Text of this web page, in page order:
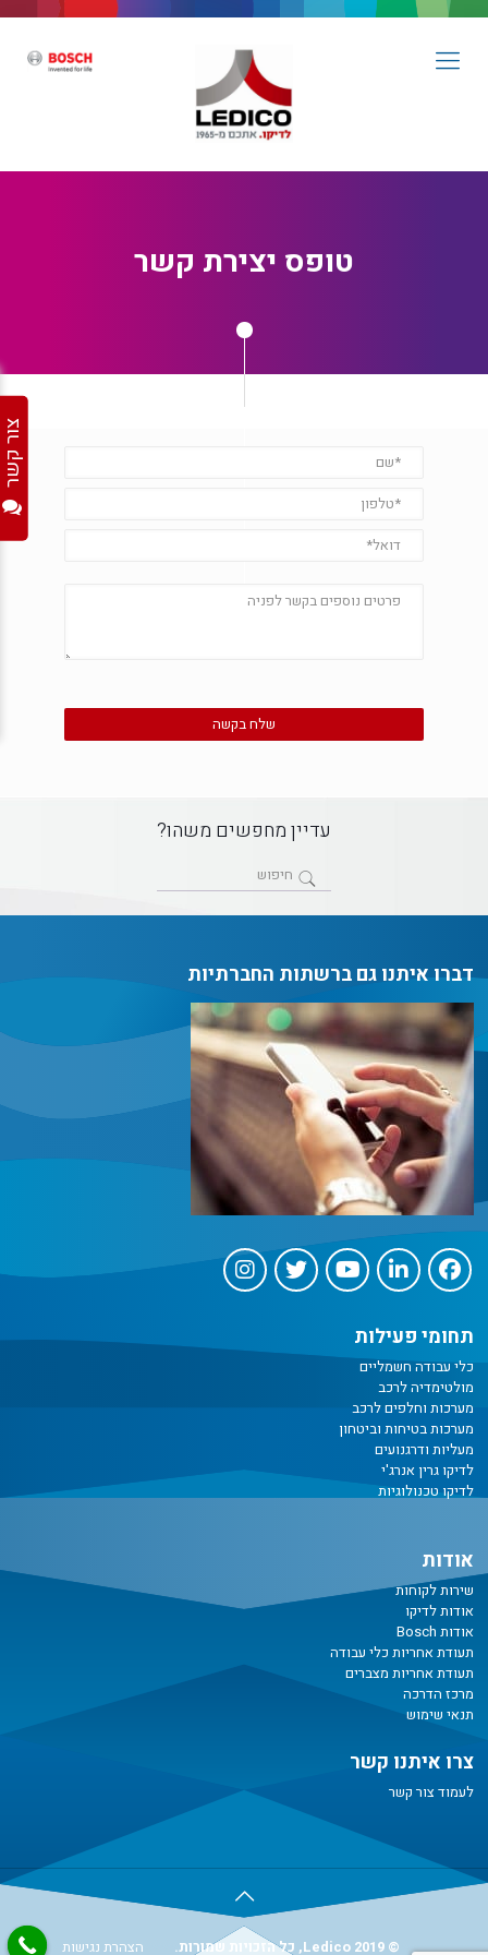
טופס יצירת קשר
עדיין מחפשים משהו?
דברו איתנו גם ברשתות החברתיות
תחומי פעילות
כלי עבודה חשמליים
מולטימדיה לרכב
מערכות וחלפים לרכב
מערכות בטיחות וביטחון
מעליות ודרגנועים
לדיקו גרין אנרג'י
לדיקו טכנולוגיות
אודות
שירות לקוחות
אודות לדיקו
אודות Bosch
תעודת אחריות כלי עבודה
תעודת אחריות מצברים
מרכז הדרכה
תנאי שימוש
צרו איתנו קשר
לעמוד צור קשר
© Ledico 2019, כל הזכויות שמורות. הצהרת נגישות